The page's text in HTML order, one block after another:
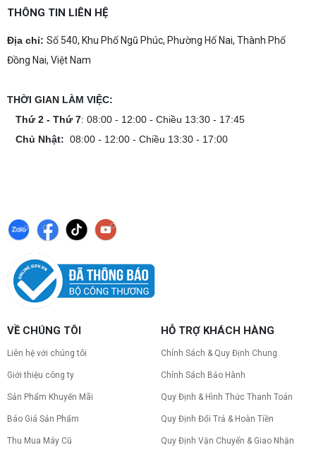
THÔNG TIN LIÊN HỆ
Địa chỉ: Số 540, Khu Phố Ngũ Phúc, Phường Hố Nai, Thành Phố
Đồng Nai, Việt Nam
THỜI GIAN LÀM VIỆC:
Thứ 2 - Thứ 7: 08:00 - 12:00 - Chiều 13:30 - 17:45
Chủ Nhật: 08:00 - 12:00 - Chiều 13:30 - 17:00
VỀ CHÚNG TÔI
Liên hệ với chúng tôi
Giới thiệu công ty
Sản Phẩm Khuyến Mãi
Báo Giá Sản Phẩm
Thu Mua Máy Cũ
HỖ TRỢ KHÁCH HÀNG
Chính Sách & Quy Định Chung
Chính Sách Bảo Hành
Quy Định & Hình Thức Thanh Toán
Quy Định Đổi Trả & Hoàn Tiền
Quy Định Vận Chuyển & Giao Nhận